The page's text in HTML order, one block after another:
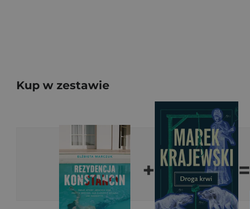
Kup w zestawie
+ =